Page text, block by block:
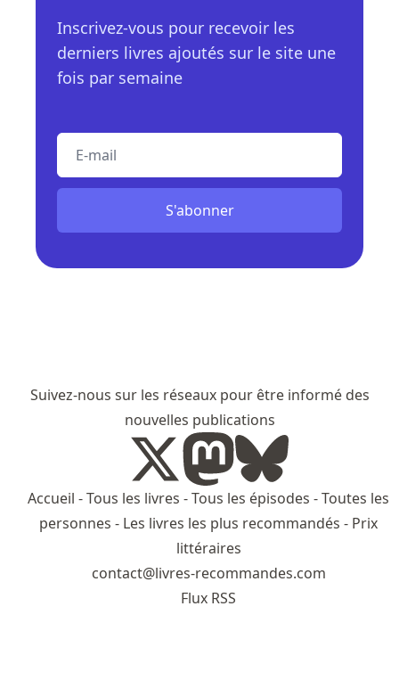
Inscrivez-vous pour recevoir les
derniers livres ajoutés sur le site une
fois par semaine
S'abonner
Suivez-nous sur les réseaux pour être informé des
nouvelles publications
Accueil -Tous les livres -Tous les épisodes -Toutes les
personnes - Les livres les plus recommandés - Prix
littéraires
contact@livres-recommandes.com
Flux RSS